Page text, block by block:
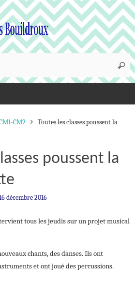
:
CM2
Toutes les classes poussent la
poussent la
décembre 2016
tous les jeudis sur un projet musical
chants, des danses. Ils ont
et ont joué des percussions.